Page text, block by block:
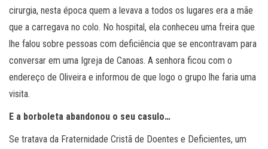
cirurgia, nesta época quem a levava a todos os lugares era a mãe
que a carregava no colo. No hospital, ela conheceu uma freira que
lhe falou sobre pessoas com deficiência que se encontravam para
conversar em uma Igreja de Canoas. A senhora ficou com o
endereço de Oliveira e informou de que logo o grupo lhe faria uma
visita.
E a borboleta abandonou o seu casulo…
Se tratava da Fraternidade Cristã de Doentes e Deficientes, um